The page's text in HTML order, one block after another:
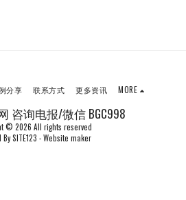
咨询电报/微信 BGC998
© 2026 All rights reserved
BySITE123 -Website maker
分享 联系方式 更多资讯 MORE